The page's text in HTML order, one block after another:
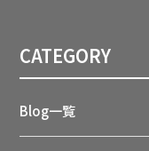
CATEGORY
Blog一覧